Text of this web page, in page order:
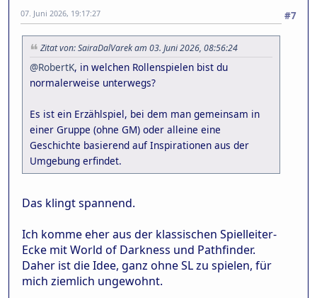
#7
07. Juni 2026, 19:17:27
Zitat von: SairaDalVarek am 03. Juni 2026, 08:56:24
@RobertK, in welchen Rollenspielen bist du
normalerweise unterwegs?
Es ist ein Erzählspiel, bei dem man gemeinsam in
einer Gruppe (ohne GM) oder alleine eine
Geschichte basierend auf Inspirationen aus der
Umgebung erfindet.
Das klingt spannend.
Ich komme eher aus der klassischen Spielleiter-
Ecke mit World of Darkness und Pathfinder.
Daher ist die Idee, ganz ohne SL zu spielen, für
mich ziemlich ungewohnt.